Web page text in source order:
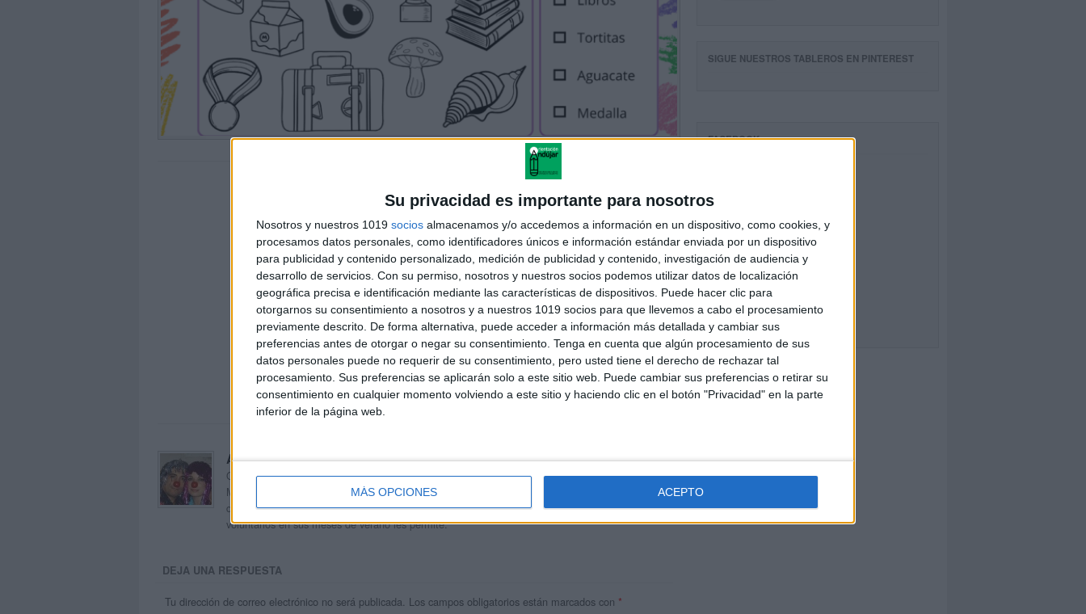
Su privacidad es importante para nosotros
Nosotros y nuestros 1019 socios almacenamos y/o accedemos a información en un dispositivo, como cookies, y
procesamos datos personales, como identificadores únicos e información estándar enviada por un dispositivo
para publicidad y contenido personalizado, medición de publicidad y contenido, investigación de audiencia y
desarrollo de servicios. Con su permiso, nosotros y nuestros socios podemos utilizar datos de localización
geográfica precisa e identificación mediante las características de dispositivos. Puede hacer clic para
otorgarnos su consentimiento a nosotros y a nuestros 1019 socios para que llevemos a cabo el procesamiento
previamente descrito. De forma alternativa, puede acceder a información más detallada y cambiar sus
preferencias antes de otorgar o negar su consentimiento. Tenga en cuenta que algún procesamiento de sus
datos personales puede no requerir de su consentimiento, pero usted tiene el derecho de rechazar tal
procesamiento. Sus preferencias se aplicarán solo a este sitio web. Puede cambiar sus preferencias o retirar su
consentimiento en cualquier momento volviendo a este sitio y haciendo clic en el botón "Privacidad" en la parte
inferior de la página web.
MÁS OPCIONES ACEPTO
Acerca de orientacionandujar
Orientación Andújar no es solo un blog, es la apuesta personal de dos profesores Ginés y
Maribel, que además de ser pareja, son los encargados de los contenidos que encontramos
dentro del blog y en el cual, vuelcan la mayor parte del tiempo, que sus tareas como docentes, y
voluntarios en sus meses de verano les permite.
DEJA UNA RESPUESTA
Tu dirección de correo electrónico no será publicada. Los campos obligatorios están marcados con *
SIGUE NUESTROS TABLEROS EN PINTEREST
FACEBOOK